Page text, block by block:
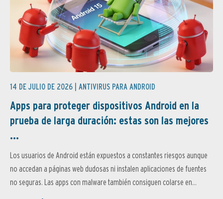
14 DE JULIO DE 2026 | ANTIVIRUS PARA ANDROID
Apps para proteger dispositivos Android en la
prueba de larga duración: estas son las mejores
...
Los usuarios de Android están expuestos a constantes riesgos aunque
no accedan a páginas web dudosas ni instalen aplicaciones de fuentes
no seguras. Las apps con malware también consiguen colarse en...